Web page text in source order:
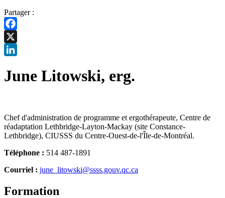
Partager :
Facebook
X
June Litowski, erg.
Chef d'administration de programme et ergothérapeute, Centre de
réadaptation Lethbridge-Layton-Mackay (site Constance-
Lethbridge), CIUSSS du Centre-Ouest-de-l'Île-de-Montréal.
Téléphone : 514 487-1891
Courriel : june_litowski@ssss.gouv.qc.ca
Formation